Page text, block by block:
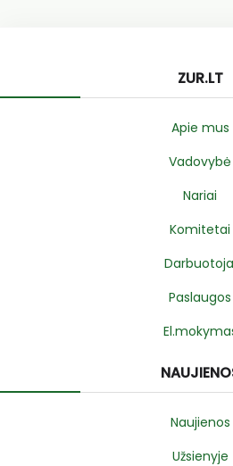
ZUR.LT
Apie mus
Vadovybė
Nariai
Komitetai
Paslaugos
Naujienos
Užsienyje